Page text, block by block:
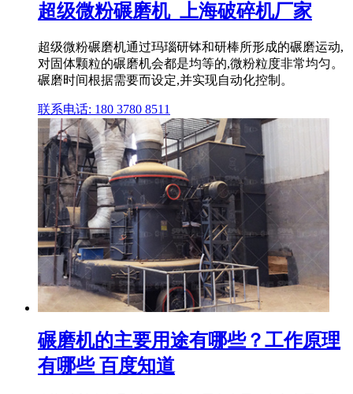
超级微粉碾磨机_上海破碎机厂家
超级微粉碾磨机通过玛瑙研钵和研棒所形成的碾磨运动,
对固体颗粒的碾磨机会都是均等的,微粉粒度非常均匀。
碾磨时间根据需要而设定,并实现自动化控制。
联系电话: 180 3780 8511
碾磨机的主要用途有哪些？工作原理
有哪些 百度知道